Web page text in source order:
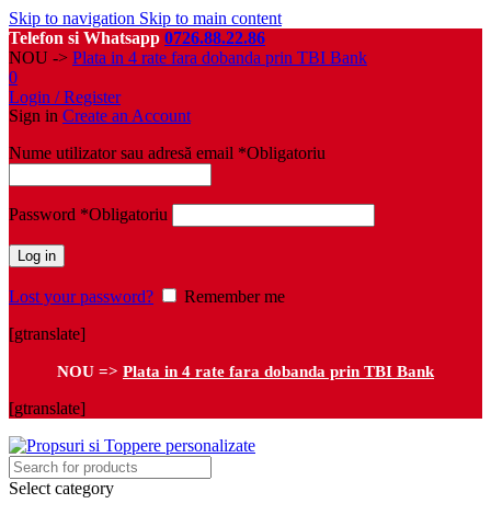
Skip to navigation Skip to main content
Telefon si Whatsapp 0726.88.22.86
NOU -> Plata in 4 rate fara dobanda prin TBI Bank
0
Login / Register
Sign in Create an Account
Nume utilizator sau adresă email *Obligatoriu
Password *Obligatoriu
Log in
Lost your password?
Remember me
[gtranslate]
NOU => Plata in 4 rate fara dobanda prin TBI Bank
[gtranslate]
Select category